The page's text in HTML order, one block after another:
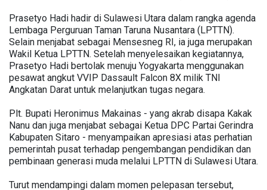
Prasetyo Hadi hadir di Sulawesi Utara dalam rangka agenda
Lembaga Perguruan Taman Taruna Nusantara (LPTTN).
Selain menjabat sebagai Mensesneg RI, ia juga merupakan
Wakil Ketua LPTTN. Setelah menyelesaikan kegiatannya,
Prasetyo Hadi bertolak menuju Yogyakarta menggunakan
pesawat angkut VVIP Dassault Falcon 8X milik TNI
Angkatan Darat untuk melanjutkan tugas negara.
Plt. Bupati Heronimus Makainas - yang akrab disapa Kakak
Nanu dan juga menjabat sebagai Ketua DPC Partai Gerindra
Kabupaten Sitaro - menyampaikan apresiasi atas perhatian
pemerintah pusat terhadap pengembangan pendidikan dan
pembinaan generasi muda melalui LPTTN di Sulawesi Utara.
Turut mendampingi dalam momen pelepasan tersebut,